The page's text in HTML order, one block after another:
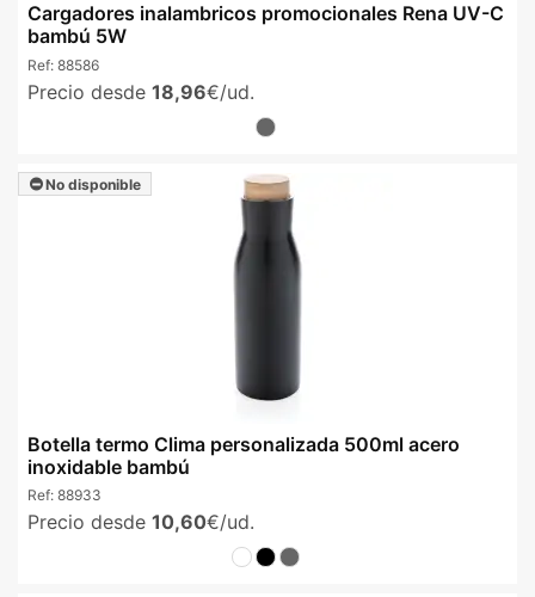
Cargadores inalambricos promocionales Rena UV-C
bambú 5W
Ref: 88586
Precio desde 18,96€/ud.
No disponible
Botella termo Clima personalizada 500ml acero
inoxidable bambú
Ref: 88933
Precio desde 10,60€/ud.